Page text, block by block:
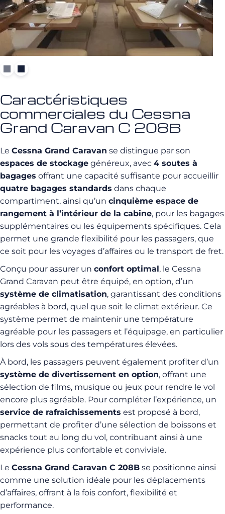
Caractéristiques
commerciales du Cessna
Grand Caravan C 208B
Le Cessna Grand Caravan se distingue par son
espaces de stockage généreux, avec 4 soutes à
bagages offrant une capacité suffisante pour accueillir
quatre bagages standards dans chaque
compartiment, ainsi qu’un cinquième espace de
rangement à l’intérieur de la cabine, pour les bagages
supplémentaires ou les équipements spécifiques. Cela
permet une grande flexibilité pour les passagers, que
ce soit pour les voyages d’affaires ou le transport de fret.
Conçu pour assurer un confort optimal, le Cessna
Grand Caravan peut être équipé, en option, d’un
système de climatisation, garantissant des conditions
agréables à bord, quel que soit le climat extérieur. Ce
système permet de maintenir une température
agréable pour les passagers et l’équipage, en particulier
lors des vols sous des températures élevées.
À bord, les passagers peuvent également profiter d’un
système de divertissement en option, offrant une
sélection de films, musique ou jeux pour rendre le vol
encore plus agréable. Pour compléter l’expérience, un
service de rafraîchissements est proposé à bord,
permettant de profiter d’une sélection de boissons et
snacks tout au long du vol, contribuant ainsi à une
expérience plus confortable et conviviale.
Le Cessna Grand Caravan C 208B se positionne ainsi
comme une solution idéale pour les déplacements
d’affaires, offrant à la fois confort, flexibilité et
performance.